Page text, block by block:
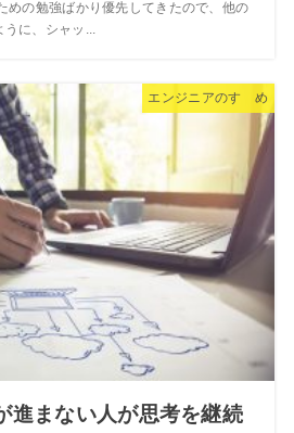
めの勉強ばかり優先してきたので、他の
に、シャッ...
エンジニアのすゝめ
進まない人が思考を継続